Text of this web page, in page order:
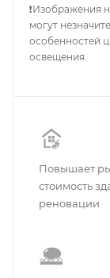
❗Изображения
могут
особенностей
освещения.
Повышает
стоимость
реновации